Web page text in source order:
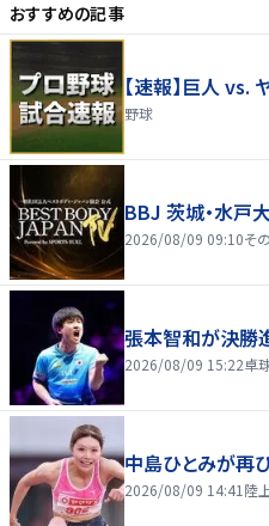
おすすめの記事
【速報】巨人 vs.
野球
BBJ 茨城・水戸
2026/08/09 09:10そ
張本智和が決勝
2026/08/09 15:22卓
中島ひとみが再
2026/08/09 14:41 陸